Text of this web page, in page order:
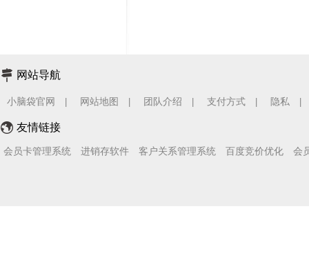
网站导航
小脑袋官网 网站地图 团队介绍 支付方式 隐私
友情链接
会员卡管理系统 进销存软件 客户关系管理系统 百度竞价优化 会